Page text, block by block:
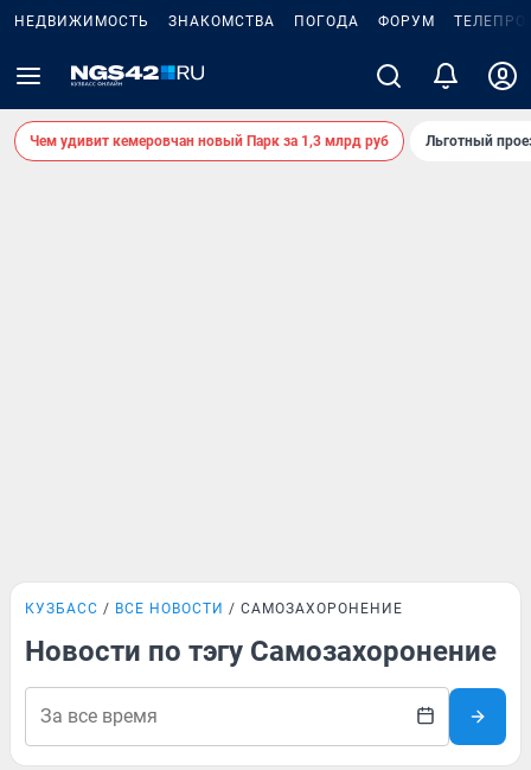
НЕДВИЖИМОСТЬ ЗНАКОМСТВА ПОГОДА ФОРУМ
Чем удивит кемеровчан новый Парк за 1,3 млрд руб Льготный
КУЗБАСС ВСЕ НОВОСТИ САМОЗАХОРОНЕНИЕ
Новости по тэгу Самозахоронение